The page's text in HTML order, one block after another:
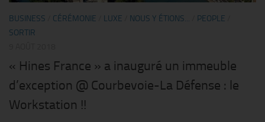
BUSINESS CÉRÉMONIE LUXE NOUS Y ÉTIONS... PEOPLE
SORTIR
« Hines France » a inauguré un immeuble
d’exception @ Courbevoie-La Défense : le
Workstation !!